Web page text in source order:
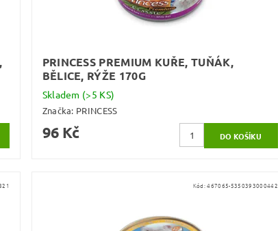
PRINCESS PREMIUM KUŘE, TUŇÁK,
BĚLICE, RÝŽE 170G
Skladem (>5 KS)
Značka: PRINCESS
96 Kč
Kód:467065-5350393000442